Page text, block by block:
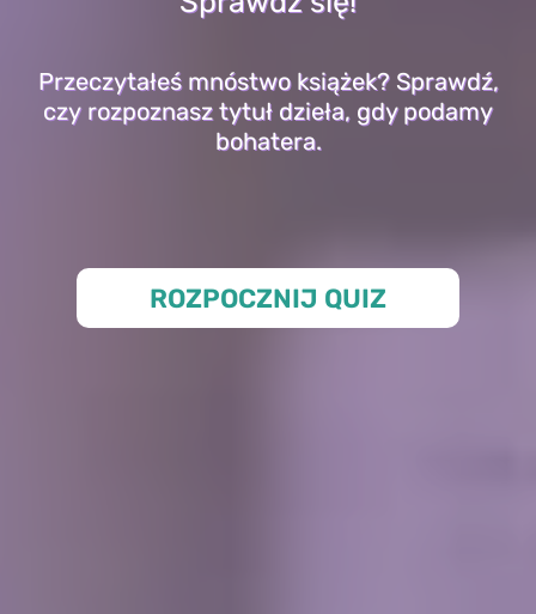
Przeczytałeś mnóstwo książek? Sprawdź,
czy rozpoznasz tytuł dzieła, gdy podamy
bohatera.
ROZPOCZNIJ QUIZ